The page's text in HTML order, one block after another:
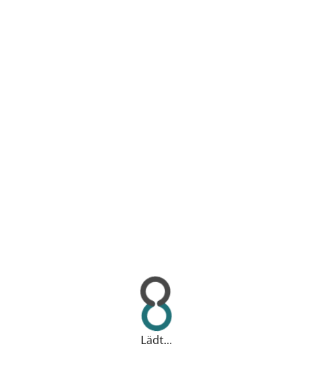
Lädt...